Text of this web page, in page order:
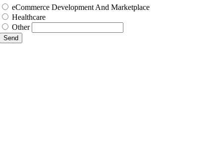
eCommerce Development And Marketplace
Healthcare
Other
Send